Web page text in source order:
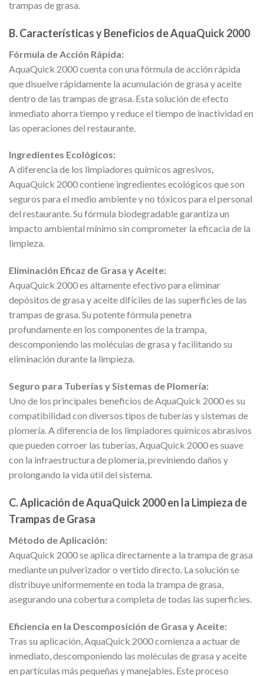
trampas de grasa.
B. Características y Beneficios de AquaQuick 2000
Fórmula de Acción Rápida:
AquaQuick 2000 cuenta con una fórmula de acción rápida
que disuelve rápidamente la acumulación de grasa y aceite
dentro de las trampas de grasa. Esta solución de efecto
inmediato ahorra tiempo y reduce el tiempo de inactividad en
las operaciones del restaurante.
Ingredientes Ecológicos:
A diferencia de los limpiadores químicos agresivos,
AquaQuick 2000 contiene ingredientes ecológicos que son
seguros para el medio ambiente y no tóxicos para el personal
del restaurante. Su fórmula biodegradable garantiza un
impacto ambiental mínimo sin comprometer la eficacia de la
limpieza.
Eliminación Eficaz de Grasa y Aceite:
AquaQuick 2000 es altamente efectivo para eliminar
depósitos de grasa y aceite difíciles de las superficies de las
trampas de grasa. Su potente fórmula penetra
profundamente en los componentes de la trampa,
descomponiendo las moléculas de grasa y facilitando su
eliminación durante la limpieza.
Seguro para Tuberías y Sistemas de Plomería:
Uno de los principales beneficios de AquaQuick 2000 es su
compatibilidad con diversos tipos de tuberías y sistemas de
plomería. A diferencia de los limpiadores químicos abrasivos
que pueden corroer las tuberías, AquaQuick 2000 es suave
con la infraestructura de plomería, previniendo daños y
prolongando la vida útil del sistema.
C. Aplicación de AquaQuick 2000 en la Limpieza de
Trampas de Grasa
Método de Aplicación:
AquaQuick 2000 se aplica directamente a la trampa de grasa
mediante un pulverizador o vertido directo. La solución se
distribuye uniformemente en toda la trampa de grasa,
asegurando una cobertura completa de todas las superficies.
Eficiencia en la Descomposición de Grasa y Aceite:
Tras su aplicación, AquaQuick 2000 comienza a actuar de
inmediato, descomponiendo las moléculas de grasa y aceite
en partículas más pequeñas y manejables. Este proceso